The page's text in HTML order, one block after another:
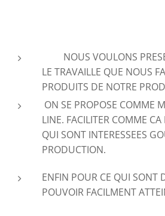
NOUS VOULONS
LE TRAVAILLE QUE NOUS
PRODUITS DE NOTRE
ON SE PROPOSE COMME
LINE. FACILITER COMME
QUI SONT INTERESSEES
PRODUCTION.
ENFIN POUR CE QUI SONT
POUVOIR FACILMENT